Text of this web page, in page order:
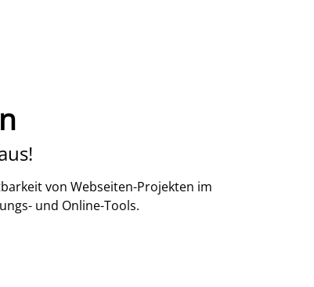
von Webseiten-Projekten im
und Online-Tools.